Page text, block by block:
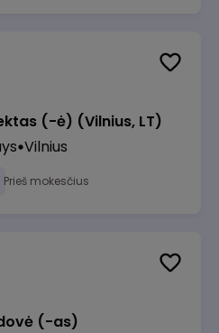
(-ė) (Vilnius, LT)
Vilnius
Prieš mokesčius
(-as)